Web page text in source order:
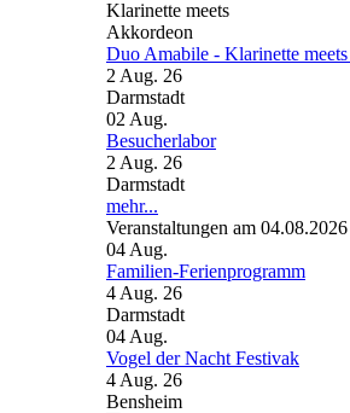
Duo Amabile - Klarinette
2 Aug. 26
Darmstadt
02 Aug.
Besucherlabor
2 Aug. 26
Darmstadt
mehr...
Veranstaltungen am 04.08.2026
04 Aug.
Familien-Ferienprogramm
4 Aug. 26
Darmstadt
04 Aug.
Vogel der Nacht Festivak
4 Aug. 26
Bensheim